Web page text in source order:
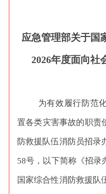
应急管理部关于国
2026年度面向社
为有效履行防范
置各类灾害事故的职责
防救援队伍消防员招录
58号，以下简称《招录
国家综合性消防救援队